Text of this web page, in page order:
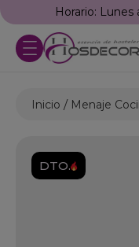
Horario:
Inicio Menaje
DTO.